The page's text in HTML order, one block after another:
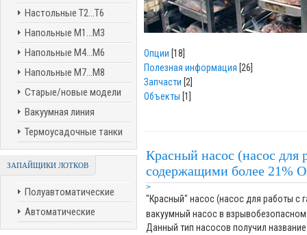
Настольные T2...T6
Напольные M1...M3
Напольные M4...M6
Напольные M7...M8
Старые/новые модели
Вакуумная линия
Термоусадочные танки
ЗАПАЙЩИКИ ЛОТКОВ
Полуавтоматические
Автоматические
Опции [18]
Полезная информация [26]
Запчасти [2]
Объекты [1]
Красный насос (насос для
содержащими более 21%
>
"Красный" насос (насос для работы
вакуумный насос в
Данный тип насосов получил